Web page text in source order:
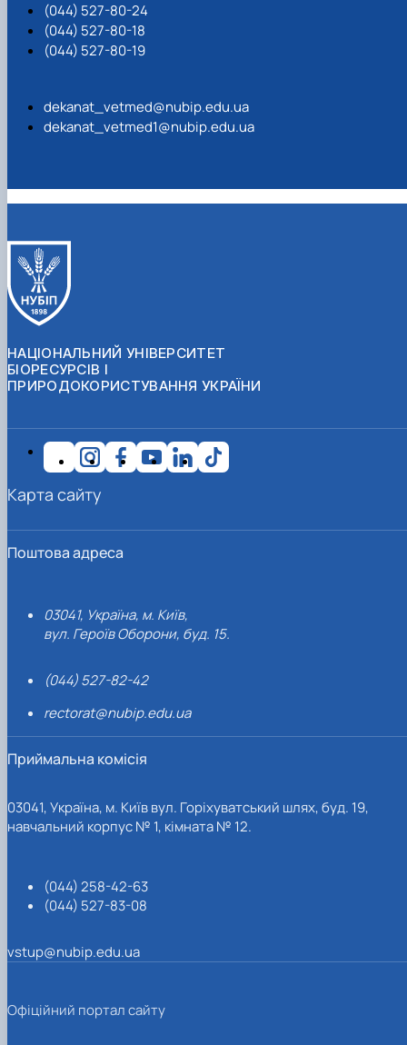
(044) 527-80-24
(044) 527-80-18
(044) 527-80-19
dekanat_vetmed@nubip.edu.ua
dekanat_vetmed1@nubip.edu.ua
НАЦІОНАЛЬНИЙ УНІВЕРСИТЕТ
БІОРЕСУРСІВ І
ПРИРОДОКОРИСТУВАННЯ УКРАЇНИ
Поштова адреса
03041, Україна, м. Київ,
вул. Героїв Оборони, буд. 15.
(044) 527-82-42
rectorat@nubip.edu.ua
Приймальна комісія
03041, Україна, м. Київ вул. Горіхуватський шлях, буд. 19,
навчальний корпус № 1, кімната № 12.
(044) 258-42-63
(044) 527-83-08
vstup@nubip.edu.ua
Карта сайту
Офіційний портал сайту